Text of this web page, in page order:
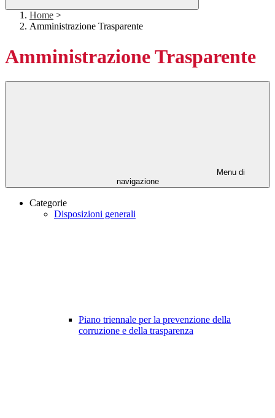
Home >
Amministrazione Trasparente
Amministrazione Trasparente
Menu di
navigazione
Categorie
Disposizioni generali
Piano triennale per la prevenzione della
corruzione e della trasparenza